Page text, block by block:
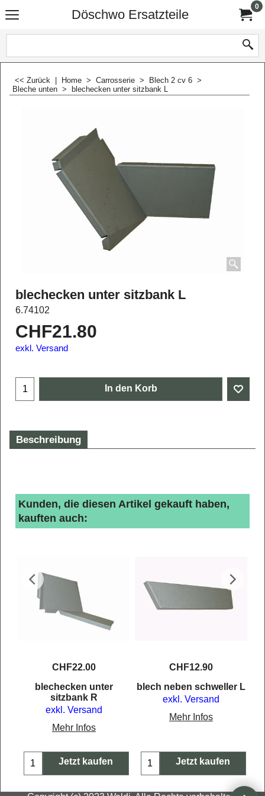
Döschwo Ersatzteile
0
<< Zurück Home > Carrosserie > Blech 2 cv 6 >
Bleche unten > blechecken unter sitzbank L
blechecken unter sitzbank L
6.74102
CHF21.80
exkl. Versand
In den Korb
Beschreibung
Kunden, die diesen Artikel gekauft haben,
kauften auch:
CHF22.00
blechecken unter
sitzbank R
exkl. Versand
Mehr Infos
Jetzt kaufen
CHF12.90
blech neben schweller L
exkl. Versand
Mehr Infos
Jetzt kaufen